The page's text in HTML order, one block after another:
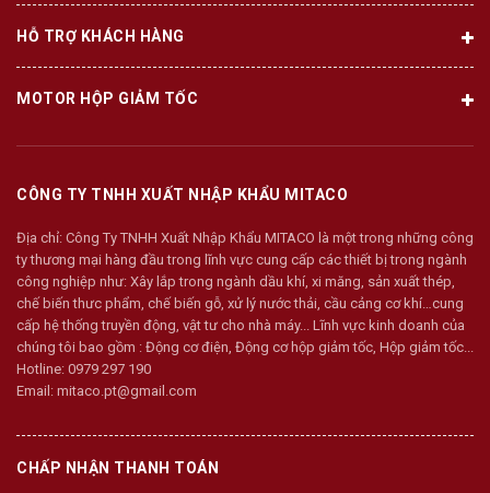
HỖ TRỢ KHÁCH HÀNG
MOTOR HỘP GIẢM TỐC
CÔNG TY TNHH XUẤT NHẬP KHẨU MITACO
Địa chỉ: Công Ty TNHH Xuất Nhập Khẩu MITACO là một trong những công
ty thương mại hàng đầu trong lĩnh vực cung cấp các thiết bị trong ngành
công nghiệp như: Xây lắp trong ngành dầu khí, xi măng, sản xuất thép,
chế biến thưc phẩm, chế biến gỗ, xử lý nước thải, cầu cảng cơ khí…cung
cấp hệ thống truyền động, vật tư cho nhà máy... Lĩnh vực kinh doanh của
chúng tôi bao gồm : Động cơ điện, Động cơ hộp giảm tốc, Hộp giảm tốc...
Hotline: 0979 297 190
Email: mitaco.pt@gmail.com
CHẤP NHẬN THANH TOÁN